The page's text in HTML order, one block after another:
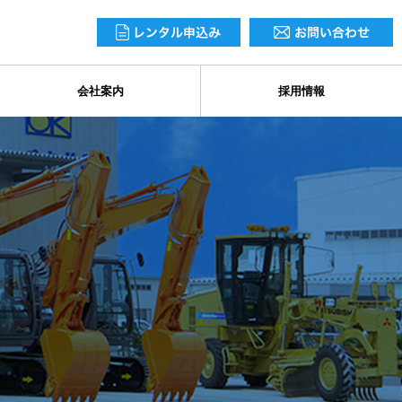
会社案内 採用情報